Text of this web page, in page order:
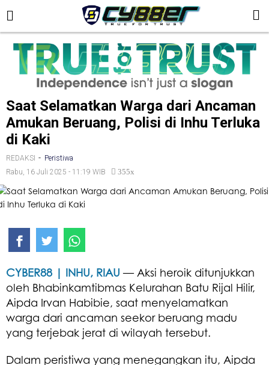
Saat Selamatkan Warga dari Ancaman
Amukan Beruang, Polisi di Inhu Terluka
di Kaki
REDAKSI - Peristiwa
Rabu, 16 Juli 2025 - 11:19 WIB
355x
CYBER88 | INHU, RIAU — Aksi heroik ditunjukkan
oleh Bhabinkamtibmas Kelurahan Batu Rijal Hilir,
Aipda Irvan Habibie, saat menyelamatkan
warga dari ancaman seekor beruang madu
yang terjebak jerat di wilayah tersebut.
Dalam peristiwa yang menegangkan itu, Aipda